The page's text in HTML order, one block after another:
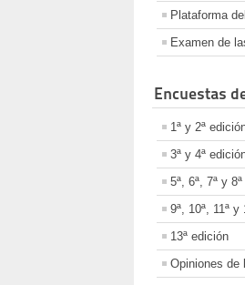
Plataforma
Examen de
Encuestas
1ª y 2ª
3ª y 4ª
5ª, 6ª, 7ª y
9ª, 10ª, 11ª y
13ª edición
Opiniones de